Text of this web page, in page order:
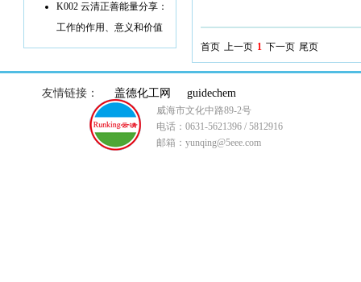
K002 云清正善能量分享：
工作的作用、意义和价值
首页 上一页 1 下一页 尾页
友情链接： 盖德化工网 guidechem
威海市文化中路89-2号
电话：0631-5621396 / 5812916
邮箱：yunqing@5eee.com